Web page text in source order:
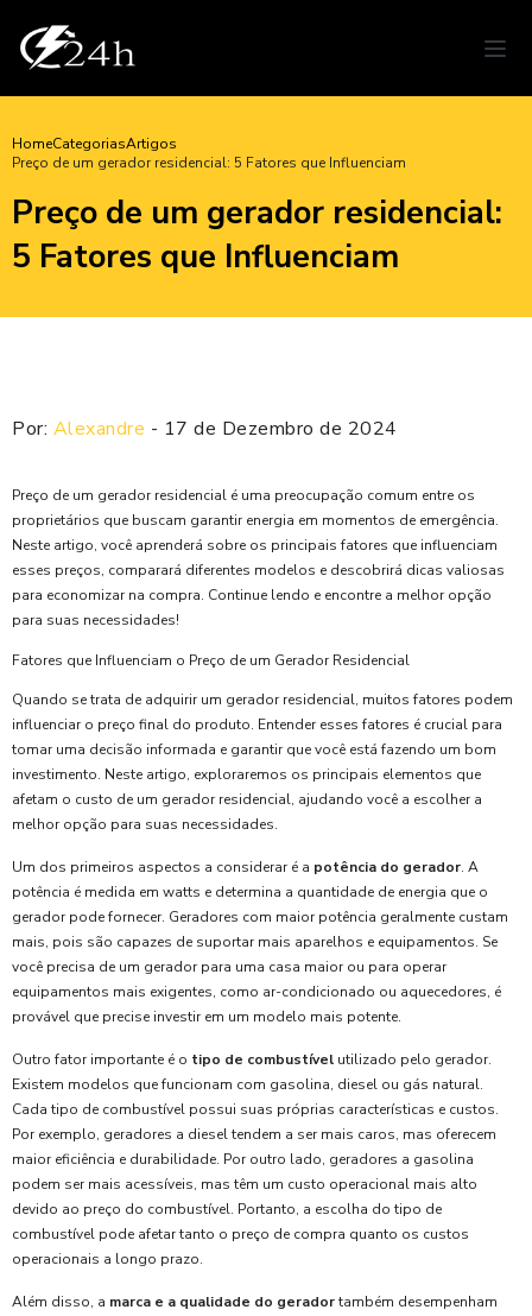
HomeCategoriasArtigos
Preço de um gerador residencial: 5 Fatores que Influenciam
Preço de um gerador residencial:
5 Fatores que Influenciam
Por: Alexandre - 17 de Dezembro de 2024
Preço de um gerador residencial é uma preocupação comum entre os
proprietários que buscam garantir energia em momentos de emergência.
Neste artigo, você aprenderá sobre os principais fatores que influenciam
esses preços, comparará diferentes modelos e descobrirá dicas valiosas
para economizar na compra. Continue lendo e encontre a melhor opção
para suas necessidades!
Fatores que Influenciam o Preço de um Gerador Residencial
Quando se trata de adquirir um gerador residencial, muitos fatores podem
influenciar o preço final do produto. Entender esses fatores é crucial para
tomar uma decisão informada e garantir que você está fazendo um bom
investimento. Neste artigo, exploraremos os principais elementos que
afetam o custo de um gerador residencial, ajudando você a escolher a
melhor opção para suas necessidades.
Um dos primeiros aspectos a considerar é a potência do gerador. A
potência é medida em watts e determina a quantidade de energia que o
gerador pode fornecer. Geradores com maior potência geralmente custam
mais, pois são capazes de suportar mais aparelhos e equipamentos. Se
você precisa de um gerador para uma casa maior ou para operar
equipamentos mais exigentes, como ar-condicionado ou aquecedores, é
provável que precise investir em um modelo mais potente.
Outro fator importante é o tipo de combustível utilizado pelo gerador.
Existem modelos que funcionam com gasolina, diesel ou gás natural.
Cada tipo de combustível possui suas próprias características e custos.
Por exemplo, geradores a diesel tendem a ser mais caros, mas oferecem
maior eficiência e durabilidade. Por outro lado, geradores a gasolina
podem ser mais acessíveis, mas têm um custo operacional mais alto
devido ao preço do combustível. Portanto, a escolha do tipo de
combustível pode afetar tanto o preço de compra quanto os custos
operacionais a longo prazo.
Além disso, a marca e a qualidade do geradortambém desempenham